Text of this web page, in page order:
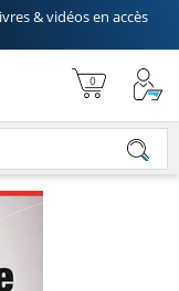
& vidéos en accès